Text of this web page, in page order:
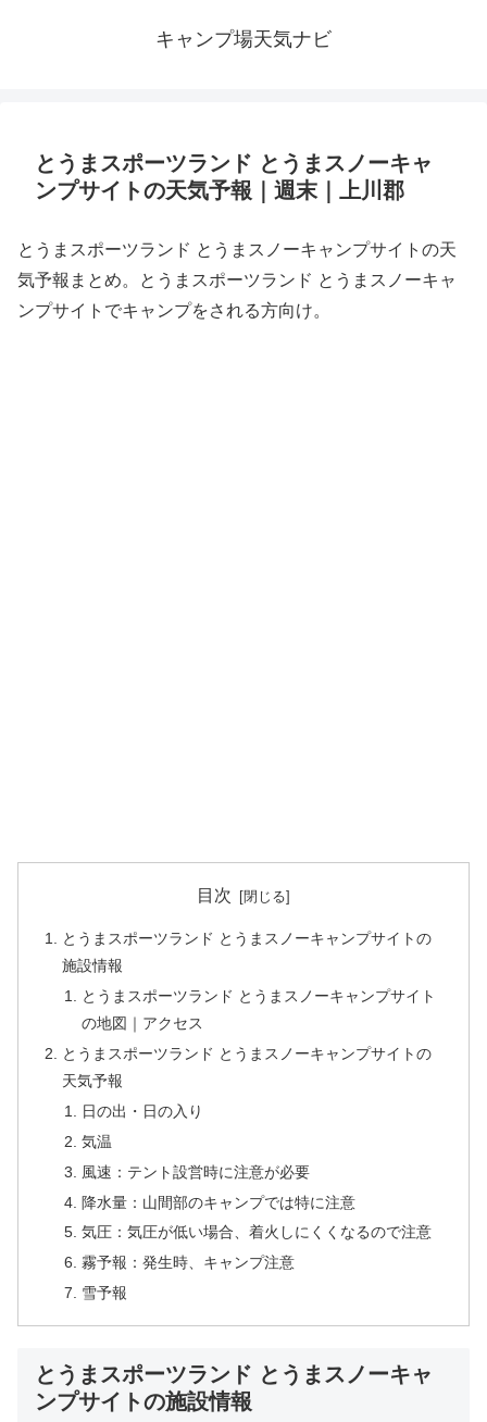
キャンプ場天気ナビ
とうまスポーツランド とうまスノーキャ
ンプサイトの天気予報｜週末｜上川郡
とうまスポーツランド とうまスノーキャンプサイトの天
気予報まとめ。とうまスポーツランド とうまスノーキャ
ンプサイトでキャンプをされる方向け。
目次
とうまスポーツランド とうまスノーキャンプサイトの
施設情報
とうまスポーツランド とうまスノーキャンプサイト
の地図｜アクセス
とうまスポーツランド とうまスノーキャンプサイトの
天気予報
日の出・日の入り
気温
風速：テント設営時に注意が必要
降水量：山間部のキャンプでは特に注意
気圧：気圧が低い場合、着火しにくくなるので注意
霧予報：発生時、キャンプ注意
雪予報
とうまスポーツランド とうまスノーキャ
ンプサイトの施設情報